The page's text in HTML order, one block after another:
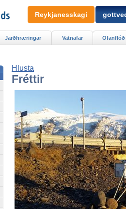
Hlusta
Fréttir
Jarðhræringar Vatnafar Ofanflóð
Reykjanesskagi